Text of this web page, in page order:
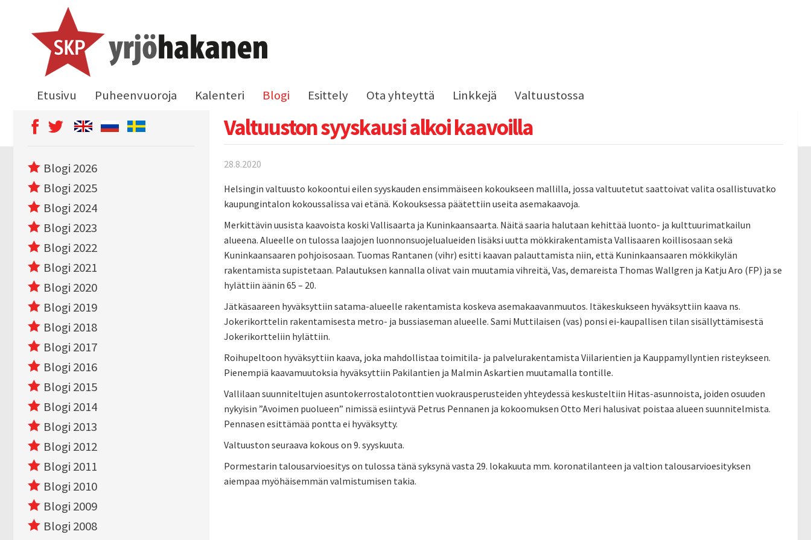
Etusivu Puheenvuoroja Kalenteri Blogi Esittely Ota yhteyttä Linkkejä Valtuustossa
Valtuuston syyskausi alkoi kaavoilla
28.8.2020
Helsingin valtuusto kokoontui eilen syyskauden ensimmäiseen kokoukseen mallilla, jossa valtuutetut saattoivat valita osallistuvatko
kaupungintalon kokoussalissa vai etänä. Kokouksessa päätettiin useita asemakaavoja.
Merkittävin uusista kaavoista koski Vallisaarta ja Kuninkaansaarta. Näitä saaria halutaan kehittää luonto- ja kulttuurimatkailun
alueena. Alueelle on tulossa laajojen luonnonsuojelualueiden lisäksi uutta mökkirakentamista Vallisaaren koillisosaan sekä
Kuninkaansaaren pohjoisosaan. Tuomas Rantanen (vihr) esitti kaavan palauttamista niin, että Kuninkaansaaren mökkikylän
rakentamista supistetaan. Palautuksen kannalla olivat vain muutamia vihreitä, Vas, demareista Thomas Wallgren ja Katju Aro (FP) ja se
hylättiin äänin 65 – 20.
Jätkäsaareen hyväksyttiin satama-alueelle rakentamista koskeva asemakaavanmuutos. Itäkeskukseen hyväksyttiin kaava ns.
Jokerikorttelin rakentamisesta metro- ja bussiaseman alueelle. Sami Muttilaisen (vas) ponsi ei-kaupallisen tilan sisällyttämisestä
Jokerikortteliin hylättiin.
Roihupeltoon hyväksyttiin kaava, joka mahdollistaa toimitila- ja palvelurakentamista Viilarientien ja Kauppamyllyntien risteykseen.
Pienempiä kaavamuutoksia hyväksyttiin Pakilantien ja Malmin Askartien muutamalla tontille.
Vallilaan suunniteltujen asuntokerrostalotonttien vuokrausperusteiden yhteydessä keskusteltiin Hitas-asunnoista, joiden osuuden
nykyisin ”Avoimen puolueen” nimissä esiintyvä Petrus Pennanen ja kokoomuksen Otto Meri halusivat poistaa alueen suunnitelmista.
Pennasen esittämää pontta ei hyväksytty.
Valtuuston seuraava kokous on 9. syyskuuta.
Pormestarin talousarvioesitys on tulossa tänä syksynä vasta 29. lokakuuta mm. koronatilanteen ja valtion talousarvioesityksen
aiempaa myöhäisemmän valmistumisen takia.
Blogi 2026
Blogi 2025
Blogi 2024
Blogi 2023
Blogi 2022
Blogi 2021
Blogi 2020
Blogi 2019
Blogi 2018
Blogi 2017
Blogi 2016
Blogi 2015
Blogi 2014
Blogi 2013
Blogi 2012
Blogi 2011
Blogi 2010
Blogi 2009
Blogi 2008